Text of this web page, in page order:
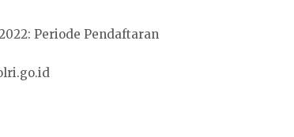
Periode Pendaftaran